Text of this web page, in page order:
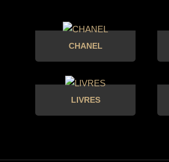
CHANEL
LIVRES